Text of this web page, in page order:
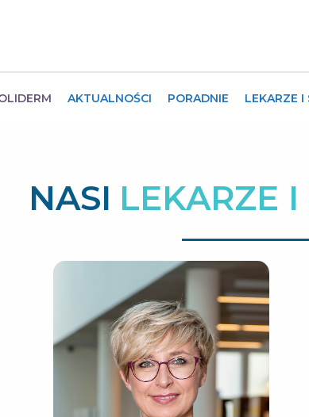
AKTUALNOŚCI PORADNIE LEKARZE I
NASI LEKARZE I